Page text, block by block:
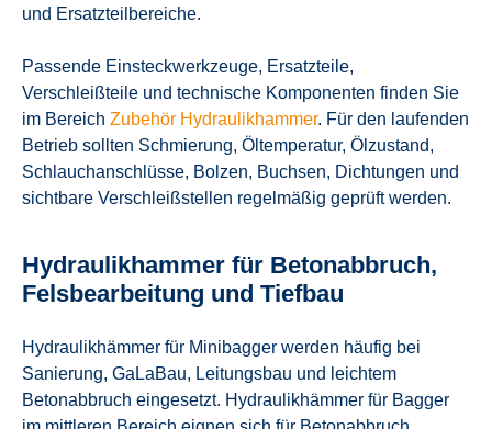
und Ersatzteilbereiche.
Passende Einsteckwerkzeuge, Ersatzteile,
Verschleißteile und technische Komponenten finden Sie
im Bereich Zubehör Hydraulikhammer. Für den laufenden
Betrieb sollten Schmierung, Öltemperatur, Ölzustand,
Schlauchanschlüsse, Bolzen, Buchsen, Dichtungen und
sichtbare Verschleißstellen regelmäßig geprüft werden.
Hydraulikhammer für Betonabbruch,
Felsbearbeitung und Tiefbau
Hydraulikhämmer für Minibagger werden häufig bei
Sanierung, GaLaBau, Leitungsbau und leichtem
Betonabbruch eingesetzt. Hydraulikhämmer für Bagger